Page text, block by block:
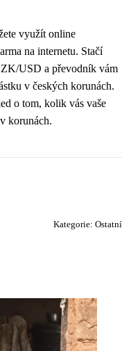
využít online
na internetu. Stačí
USD a převodník vám
v českých korunách.
o tom, kolik vás vaše
korunách.
Kategorie: Ostatní